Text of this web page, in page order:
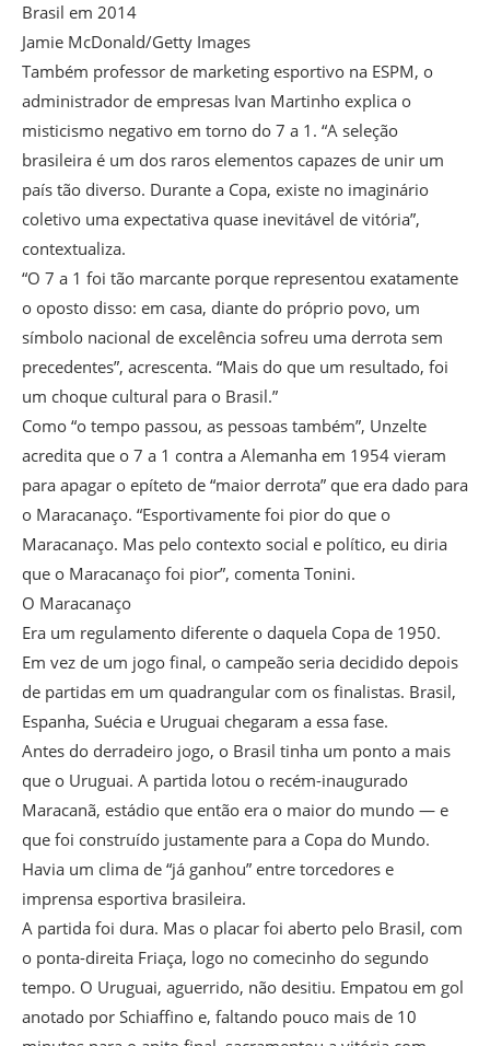
Brasil em 2014
Jamie McDonald/Getty Images
Também professor de marketing esportivo na ESPM, o
administrador de empresas Ivan Martinho explica o
misticismo negativo em torno do 7 a 1. “A seleção
brasileira é um dos raros elementos capazes de unir um
país tão diverso. Durante a Copa, existe no imaginário
coletivo uma expectativa quase inevitável de vitória”,
contextualiza.
“O 7 a 1 foi tão marcante porque representou exatamente
o oposto disso: em casa, diante do próprio povo, um
símbolo nacional de excelência sofreu uma derrota sem
precedentes”, acrescenta. “Mais do que um resultado, foi
um choque cultural para o Brasil.”
Como “o tempo passou, as pessoas também”, Unzelte
acredita que o 7 a 1 contra a Alemanha em 1954 vieram
para apagar o epíteto de “maior derrota” que era dado para
o Maracanaço. “Esportivamente foi pior do que o
Maracanaço. Mas pelo contexto social e político, eu diria
que o Maracanaço foi pior”, comenta Tonini.
O Maracanaço
Era um regulamento diferente o daquela Copa de 1950.
Em vez de um jogo final, o campeão seria decidido depois
de partidas em um quadrangular com os finalistas. Brasil,
Espanha, Suécia e Uruguai chegaram a essa fase.
Antes do derradeiro jogo, o Brasil tinha um ponto a mais
que o Uruguai. A partida lotou o recém-inaugurado
Maracanã, estádio que então era o maior do mundo — e
que foi construído justamente para a Copa do Mundo.
Havia um clima de “já ganhou” entre torcedores e
imprensa esportiva brasileira.
A partida foi dura. Mas o placar foi aberto pelo Brasil, com
o ponta-direita Friaça, logo no comecinho do segundo
tempo. O Uruguai, aguerrido, não desitiu. Empatou em gol
anotado por Schiaffino e, faltando pouco mais de 10